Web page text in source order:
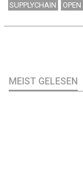
SUPPLYCHAIN
MEIST GELESEN